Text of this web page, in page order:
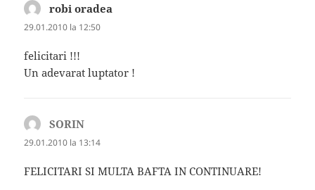
robi oradea
29.01.2010 la 12:50
felicitari !!!
Un adevarat luptator !
SORIN
29.01.2010 la 13:14
FELICITARI SI MULTA BAFTA IN CONTINUARE!